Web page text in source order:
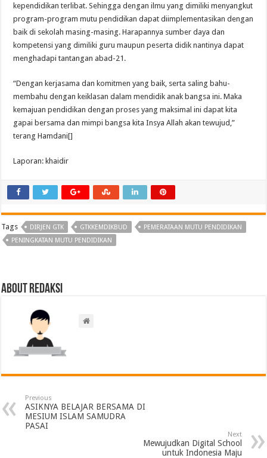
kependidikan terlibat. Sehingga dengan ilmu yang dimiliki menyangkut
program-program mutu pendidikan dapat diimplementasikan dengan
baik di sekolah masing-masing. Harapannya sumber daya dan
kompetensi yang dimiliki guru maupun peserta didik nantinya dapat
menghadapi tantangan abad-21.
“Dengan kerjasama dan komitmen yang baik, serta saling bahu-
membahu dengan keiklasan dalam mendidik anak bangsa ini. Maka
kemajuan pendidikan dengan proses yang maksimal ini dapat kita
gapai bersama dan mimpi bangsa kita Insya Allah akan tewujud,”
terang Hamdani[]
Laporan: khaidir
Tags DIRJEN GTK GTKKEMDIKBUD
PEMERATAAN MUTU PENDIDIKAN
PENINGKATAN MUTU PENDIDIKAN
About Redaksi
Previous
ASIKNYA BELAJAR BERSAMA DI
MESIUM ISLAM SAMUDRA
PASAI
Next
Mewujudkan Digital School
untuk Indonesia Maju